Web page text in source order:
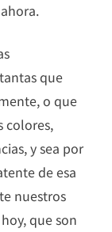
que
o que
colores,
y sea por
de esa
nuestros
que son